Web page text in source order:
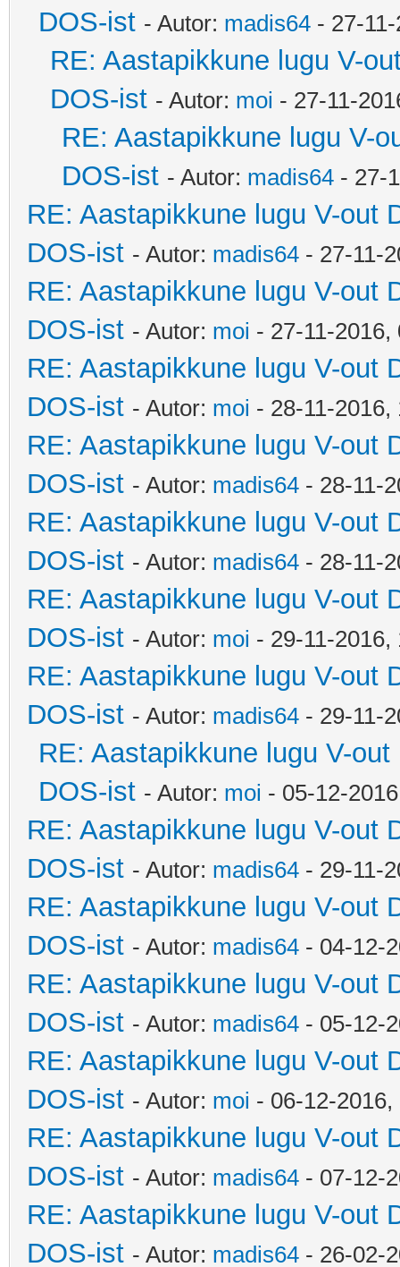
DOS-ist - Autor: madis64 - 27-
RE: Aastapikkune lugu V-
DOS-ist - Autor: moi - 27-11-
RE: Aastapikkune lugu V-
DOS-ist - Autor: madis64 - 27-
RE: Aastapikkune lugu V-out
DOS-ist - Autor: madis64 - 27-11-
RE: Aastapikkune lugu V-out
DOS-ist - Autor: moi - 27-11-2016,
RE: Aastapikkune lugu V-out
DOS-ist - Autor: moi - 28-11-2016,
RE: Aastapikkune lugu V-out
DOS-ist - Autor: madis64 - 28-11-
RE: Aastapikkune lugu V-out
DOS-ist - Autor: madis64 - 28-11-
RE: Aastapikkune lugu V-out
DOS-ist - Autor: moi - 29-11-2016,
RE: Aastapikkune lugu V-out
DOS-ist - Autor: madis64 - 29-11-
RE: Aastapikkune lugu V-
DOS-ist - Autor: moi - 05-12-
RE: Aastapikkune lugu V-out
DOS-ist - Autor: madis64 - 29-11-
RE: Aastapikkune lugu V-out
DOS-ist - Autor: madis64 - 04-12-
RE: Aastapikkune lugu V-out
DOS-ist - Autor: madis64 - 05-12-
RE: Aastapikkune lugu V-out
DOS-ist - Autor: moi - 06-12-2016,
RE: Aastapikkune lugu V-out
DOS-ist - Autor: madis64 - 07-12-
RE: Aastapikkune lugu V-out
DOS-ist - Autor: madis64 - 26-02-